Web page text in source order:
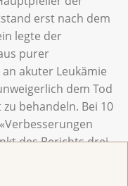
erst nach dem
legte der
purer
akuter Leukämie
dem Tod
behandeln. Bei 10
des Berichts drei